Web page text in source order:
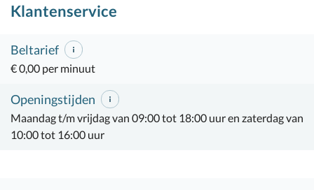
Klantenservice
Beltarief
€ 0,00 per minuut
Openingstijden
Maandag t/m vrijdag van 09:00 tot 18:00 uur en zaterdag van
10:00 tot 16:00 uur